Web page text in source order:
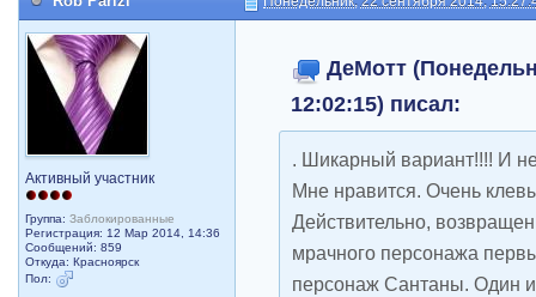
Активный участник
Группа:Заблокированные
Регистрация: 12 Мар 2014, 14:36
Сообщений: 859
Откуда: Красноярск
Пол:
ДеМотт
12:02:15) писал:
. Шикарный вариант!!!! И
Мне нравится. Очень
Действительно,
мрачного персонажа
персонаж Сантаны. Один